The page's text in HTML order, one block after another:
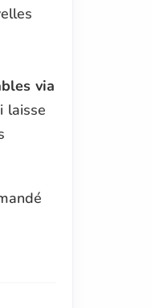
via
laisse